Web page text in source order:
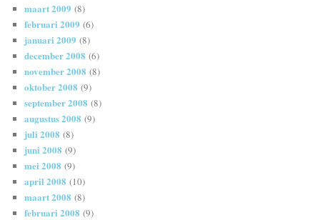
maart 2009 (8)
februari 2009 (6)
januari 2009 (8)
december 2008 (6)
november 2008 (8)
oktober 2008 (9)
september 2008 (8)
augustus 2008 (9)
juli 2008 (8)
juni 2008 (9)
mei 2008 (9)
april 2008 (10)
maart 2008 (8)
februari 2008 (9)